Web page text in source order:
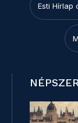
Esti Hírlap